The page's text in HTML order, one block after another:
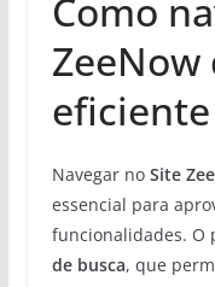
Como
eficiente
Navegar no Site
essencial para
funcionalidades. O
de busca, que